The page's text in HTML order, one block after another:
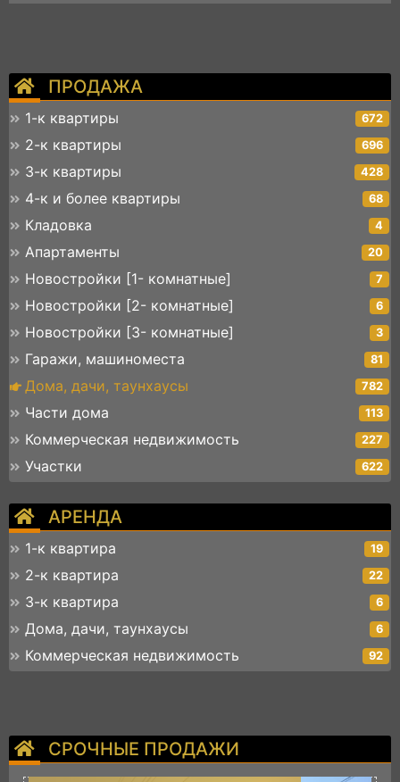
ПРОДАЖА
1-к квартиры 672
2-к квартиры 696
3-к квартиры 428
4-к и более квартиры 68
Кладовка 4
Апартаменты 20
Новостройки [1- комнатные] 7
Новостройки [2- комнатные] 6
Новостройки [3- комнатные] 3
Гаражи, машиноместа 81
Дома, дачи, таунхаусы 782
Части дома 113
Коммерческая недвижимость 227
Участки 622
АРЕНДА
1-к квартира 19
2-к квартира 22
3-к квартира 6
Дома, дачи, таунхаусы 6
Коммерческая недвижимость 92
СРОЧНЫЕ ПРОДАЖИ